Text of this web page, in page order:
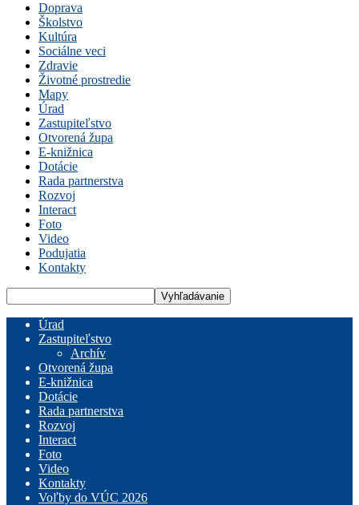
Doprava
Školstvo
Kultúra
Sociálne veci
Zdravie
Životné prostredie
Mapy
Úrad
Zastupiteľstvo
Otvorená župa
E-knižnica
Dotácie
Rada partnerstva
Rozvoj
Interact
Foto
Video
Podujatia
Kontakty
Úrad
Zastupiteľstvo
Archív
Otvorená župa
E-knižnica
Dotácie
Rada partnerstva
Rozvoj
Interact
Foto
Video
Kontakty
Voľby do VÚC 2026